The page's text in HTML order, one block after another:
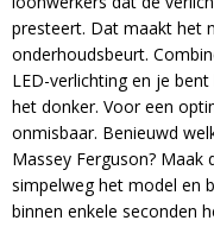
LED
Overige
Blog
Over ons
Ervaringen
LED
Overige
Bekijk alles
presteert. Dat maakt het
onderhoudsbeurt.
LED-verlichting en je
het donker. Voor een
onmisbaar. Benieuwd
Massey Ferguson? Maak
simpelweg het model en
binnen enkele seconden